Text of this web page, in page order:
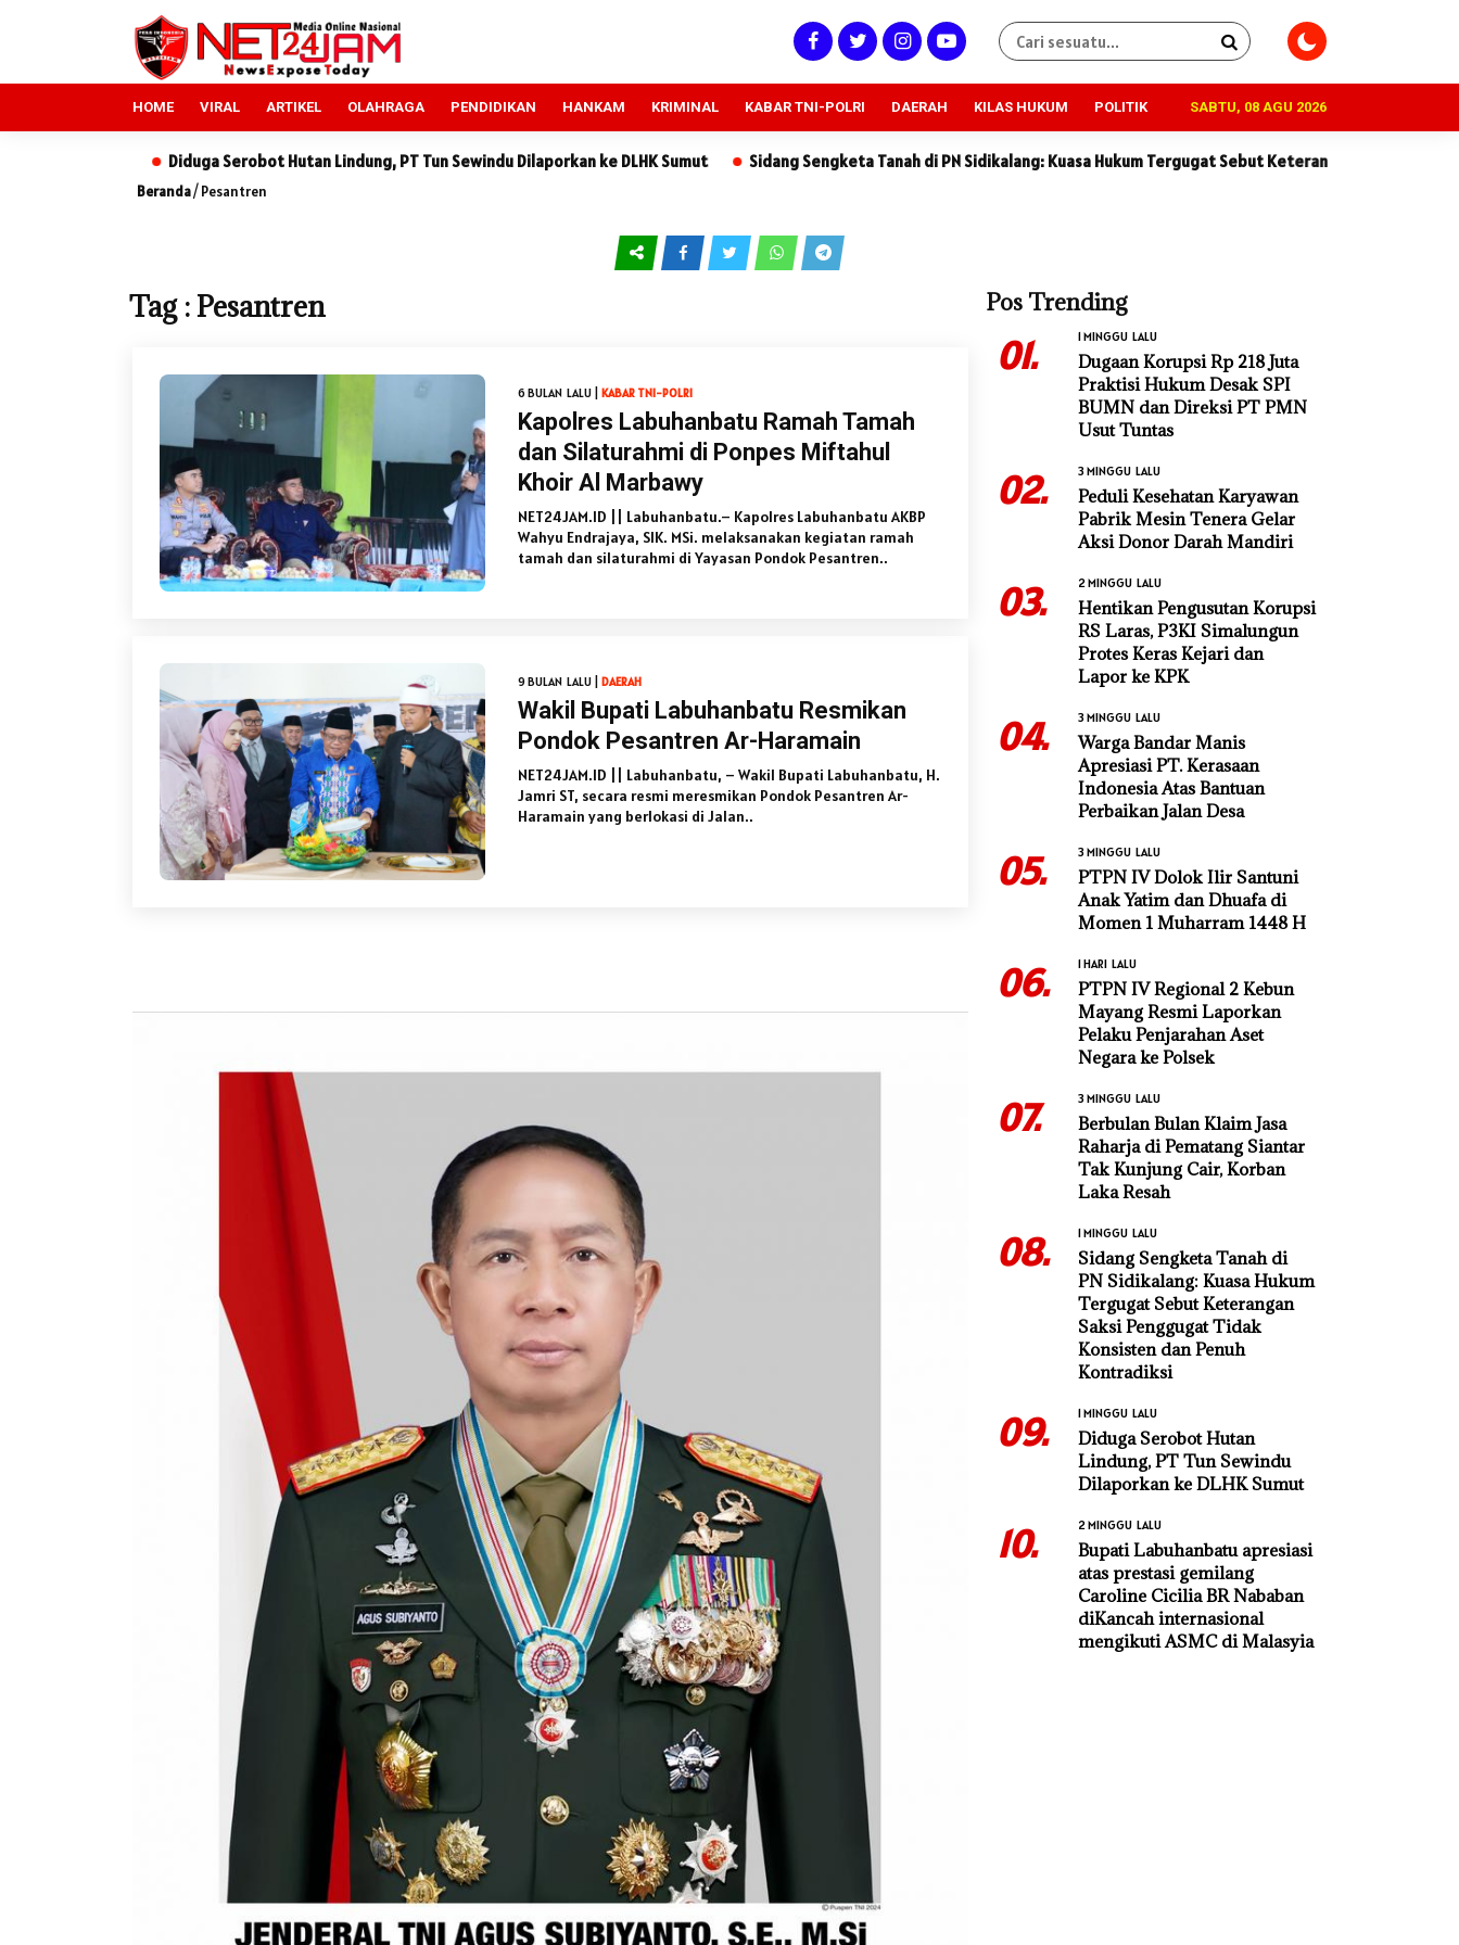
HOME VIRAL ARTIKEL OLAHRAGA PENDIDIKAN HANKAM KRIMINAL KABAR TNI-POLRI DAERAH KILAS HUKUM POLITIK SABTU, 08 AGU 2026
Diduga Serobot Hutan Lindung, PT Tun Sewindu Dilaporkan ke DLHK Sumut Sidang Sengketa Tanah di PN Sidikalang: Kuasa Hukum Tergugat Sebut Keterangan Saksi Penggugat Tidak
Beranda/Pesantren
Tag : Pesantren
6 BULAN LALU | KABAR TNI-POLRI
Kapolres Labuhanbatu Ramah Tamah
dan Silaturahmi di Ponpes Miftahul
Khoir Al Marbawy
NET24JAM.ID || Labuhanbatu.– Kapolres Labuhanbatu AKBP
Wahyu Endrajaya, SIK. MSi. melaksanakan kegiatan ramah
tamah dan silaturahmi di Yayasan Pondok Pesantren..
9 BULAN LALU | DAERAH
Wakil Bupati Labuhanbatu Resmikan
Pondok Pesantren Ar-Haramain
NET24JAM.ID || Labuhanbatu, – Wakil Bupati Labuhanbatu, H.
Jamri ST, secara resmi meresmikan Pondok Pesantren Ar-
Haramain yang berlokasi di Jalan..
Pos Trending
01. 1 MINGGU LALU
Dugaan Korupsi Rp 218 Juta
Praktisi Hukum Desak SPI
BUMN dan Direksi PT PMN
Usut Tuntas
02. 3 MINGGU LALU
Peduli Kesehatan Karyawan
Pabrik Mesin Tenera Gelar
Aksi Donor Darah Mandiri
03. 2 MINGGU LALU
Hentikan Pengusutan Korupsi
RS Laras, P3KI Simalungun
Protes Keras Kejari dan
Lapor ke KPK
04. 3 MINGGU LALU
Warga Bandar Manis
Apresiasi PT. Kerasaan
Indonesia Atas Bantuan
Perbaikan Jalan Desa
05. 3 MINGGU LALU
PTPN IV Dolok Ilir Santuni
Anak Yatim dan Dhuafa di
Momen 1 Muharram 1448 H
06. 1 HARI LALU
PTPN IV Regional 2 Kebun
Mayang Resmi Laporkan
Pelaku Penjarahan Aset
Negara ke Polsek
07. 3 MINGGU LALU
Berbulan Bulan Klaim Jasa
Raharja di Pematang Siantar
Tak Kunjung Cair, Korban
Laka Resah
08. 1 MINGGU LALU
Sidang Sengketa Tanah di
PN Sidikalang: Kuasa Hukum
Tergugat Sebut Keterangan
Saksi Penggugat Tidak
Konsisten dan Penuh
Kontradiksi
09. 1 MINGGU LALU
Diduga Serobot Hutan
Lindung, PT Tun Sewindu
Dilaporkan ke DLHK Sumut
10. 2 MINGGU LALU
Bupati Labuhanbatu apresiasi
atas prestasi gemilang
Caroline Cicilia BR Nababan
diKancah internasional
mengikuti ASMC di Malasyia